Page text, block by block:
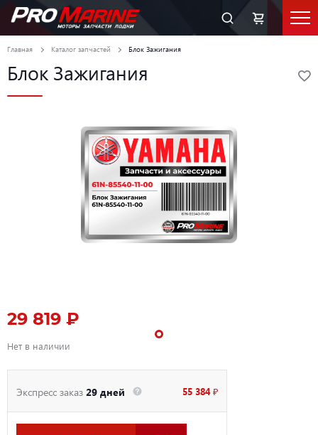
Главная Каталог запчастей Блок Зажигания
Блок Зажигания
29 819 ₽
Нет в наличии
Экспресс заказ 29 дней 55 384 ₽